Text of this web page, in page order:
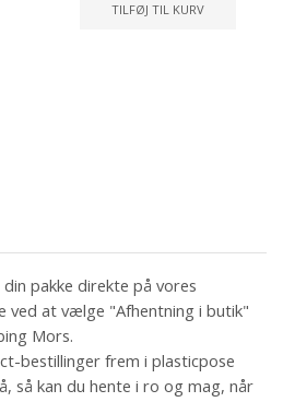
TILFØJ TIL KURV
pakke direkte på vores
ved at vælge "Afhentning i butik"
Mors.
bestillinger frem i plasticpose
så kan du hente i ro og mag, når